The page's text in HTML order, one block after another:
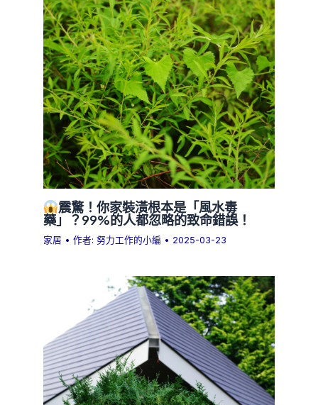
震驚！你家裝潢根本是「風水毒
藥」？99%的人都忽略的致命錯誤！
家居 • 作者:努力工作的小編 • 2025-03-23